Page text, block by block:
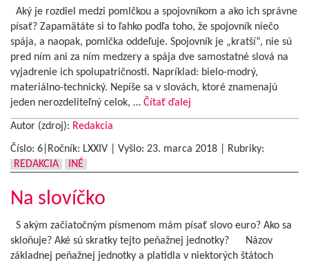
Aký je rozdiel medzi pomlčkou a spojovníkom a ako ich správne
písať? Zapamätáte si to ľahko podľa toho, že spojovník niečo
spája, a naopak, pomlčka oddeľuje. Spojovník je „kratší“, nie sú
pred ním ani za ním medzery a spája dve samostatné slová na
vyjadrenie ich spolupatričnosti. Napríklad: bielo-modrý,
materiálno-technický. Nepíše sa v slovách, ktoré znamenajú
jeden nerozdeliteľný celok, … Čítať ďalej
Autor (zdroj): Redakcia
Číslo: 6|Ročník: LXXIV | Vyšlo: 23. marca 2018
Rubriky:
REDAKCIA
INÉ
Na slovíčko
S akým začiatočným písmenom mám písať slovo euro? Ako sa
skloňuje? Aké sú skratky tejto peňažnej jednotky? Názov
základnej peňažnej jednotky a platidla v niektorých štátoch